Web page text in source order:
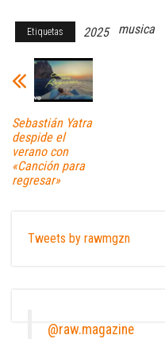
Etiquetas 2025 musica
Sebastián Yatra
despide el
verano con
«Canción para
regresar»
Tweets by rawmgzn
@raw.magazine